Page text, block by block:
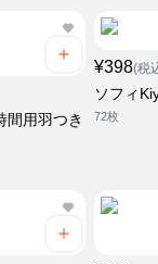
間用羽つき
¥398(税
ソフィ
72枚